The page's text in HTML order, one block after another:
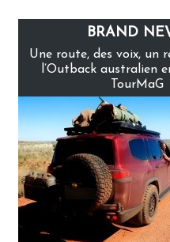
BRAND
Une route, des voix, un
l’Outback australien
TourMaG